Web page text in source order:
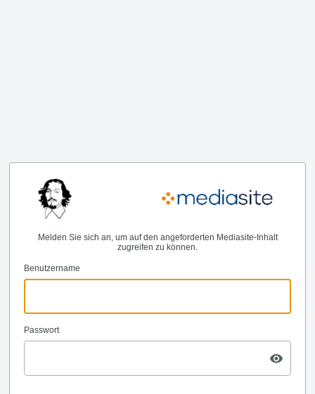
Melden Sie sich an, um auf den angeforderten Mediasite-Inhalt
zugreifen zu können.
Benutzername
Passwort